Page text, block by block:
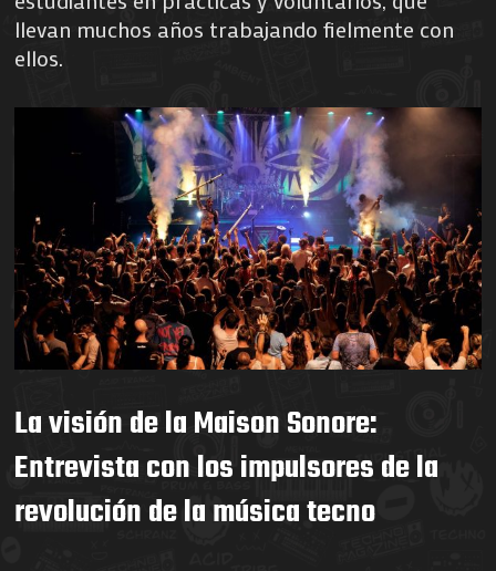
llevan muchos años trabajando fielmente con
ellos.
La visión de la Maison Sonore:
Entrevista con los impulsores de la
revolución de la música tecno